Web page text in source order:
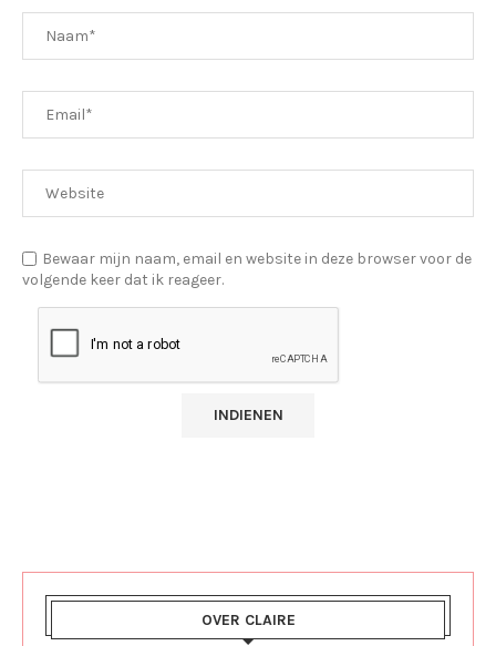
Bewaar mijn naam, email en website in deze browser voor de
volgende keer dat ik reageer.
OVER CLAIRE